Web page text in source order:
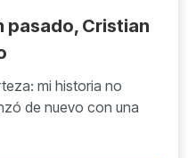
pasado, Cristian
mi historia no
de nuevo con una